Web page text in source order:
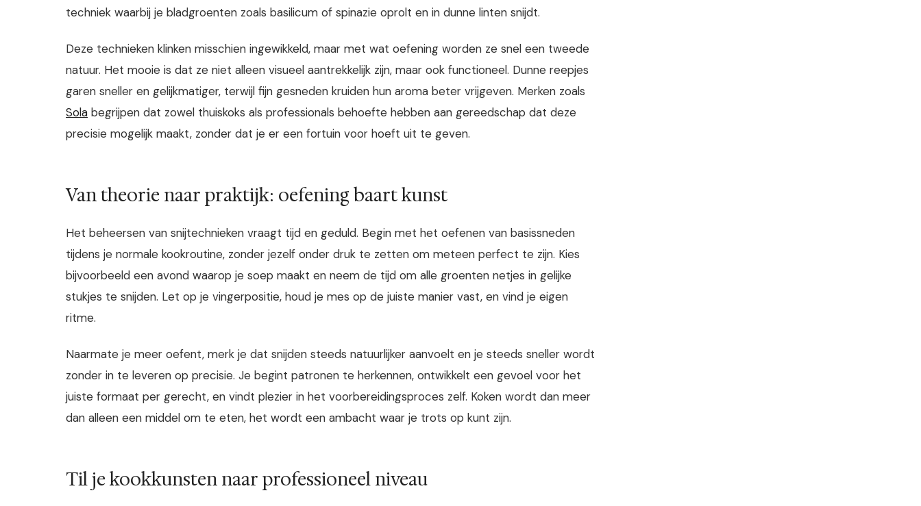
techniek waarbij je bladgroenten zoals basilicum of spinazie oprolt en in dunne linten snijdt.
Deze technieken klinken misschien ingewikkeld, maar met wat oefening worden ze snel een tweede
natuur. Het mooie is dat ze niet alleen visueel aantrekkelijk zijn, maar ook functioneel. Dunne reepjes
garen sneller en gelijkmatiger, terwijl fijn gesneden kruiden hun aroma beter vrijgeven. Merken zoals
Sola begrijpen dat zowel thuiskoks als professionals behoefte hebben aan gereedschap dat deze
precisie mogelijk maakt, zonder dat je er een fortuin voor hoeft uit te geven.
Van theorie naar praktijk: oefening baart kunst
Het beheersen van snijtechnieken vraagt tijd en geduld. Begin met het oefenen van basissneden
tijdens je normale kookroutine, zonder jezelf onder druk te zetten om meteen perfect te zijn. Kies
bijvoorbeeld een avond waarop je soep maakt en neem de tijd om alle groenten netjes in gelijke
stukjes te snijden. Let op je vingerpositie, houd je mes op de juiste manier vast, en vind je eigen
ritme.
Naarmate je meer oefent, merk je dat snijden steeds natuurlijker aanvoelt en je steeds sneller wordt
zonder in te leveren op precisie. Je begint patronen te herkennen, ontwikkelt een gevoel voor het
juiste formaat per gerecht, en vindt plezier in het voorbereidingsproces zelf. Koken wordt dan meer
dan alleen een middel om te eten, het wordt een ambacht waar je trots op kunt zijn.
Til je kookkunsten naar professioneel niveau